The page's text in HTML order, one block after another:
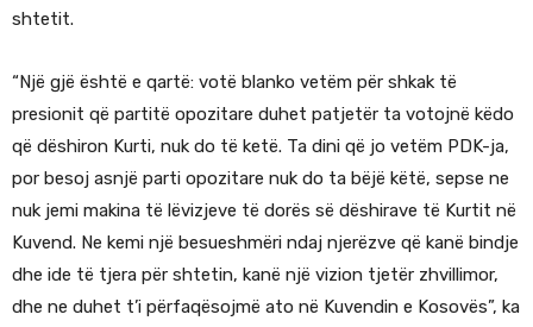
shtetit.
“Një gjë është e qartë: votë blanko vetëm për shkak të
presionit që partitë opozitare duhet patjetër ta votojnë këdo
që dëshiron Kurti, nuk do të ketë. Ta dini që jo vetëm PDK-ja,
por besoj asnjë parti opozitare nuk do ta bëjë këtë, sepse ne
nuk jemi makina të lëvizjeve të dorës së dëshirave të Kurtit në
Kuvend. Ne kemi një besueshmëri ndaj njerëzve që kanë bindje
dhe ide të tjera për shtetin, kanë një vizion tjetër zhvillimor,
dhe ne duhet t’i përfaqësojmë ato në Kuvendin e Kosovës”, ka